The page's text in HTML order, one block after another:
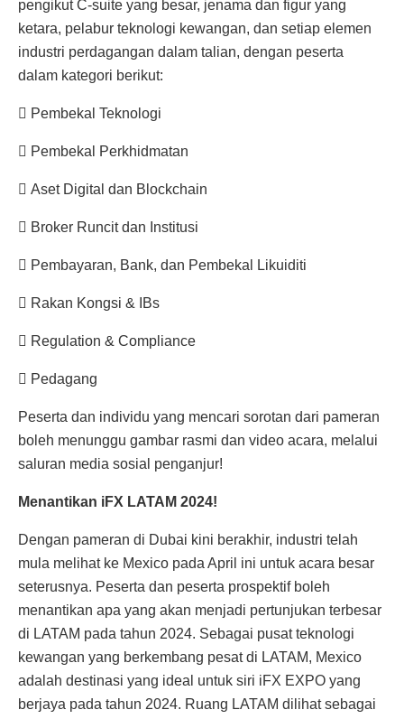
pengikut C-suite yang besar, jenama dan figur yang
ketara, pelabur teknologi kewangan, dan setiap elemen
industri perdagangan dalam talian, dengan peserta
dalam kategori berikut:
 Pembekal Teknologi
 Pembekal Perkhidmatan
 Aset Digital dan Blockchain
 Broker Runcit dan Institusi
 Pembayaran, Bank, dan Pembekal Likuiditi
 Rakan Kongsi & IBs
 Regulation & Compliance
 Pedagang
Peserta dan individu yang mencari sorotan dari pameran
boleh menunggu gambar rasmi dan video acara, melalui
saluran media sosial penganjur!
Menantikan iFX LATAM 2024!
Dengan pameran di Dubai kini berakhir, industri telah
mula melihat ke Mexico pada April ini untuk acara besar
seterusnya. Peserta dan peserta prospektif boleh
menantikan apa yang akan menjadi pertunjukan terbesar
di LATAM pada tahun 2024. Sebagai pusat teknologi
kewangan yang berkembang pesat di LATAM, Mexico
adalah destinasi yang ideal untuk siri iFX EXPO yang
berjaya pada tahun 2024. Ruang LATAM dilihat sebagai